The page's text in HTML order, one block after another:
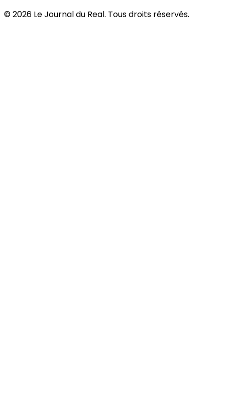
©2026 Le Journal du Real. Tous droits réservés.